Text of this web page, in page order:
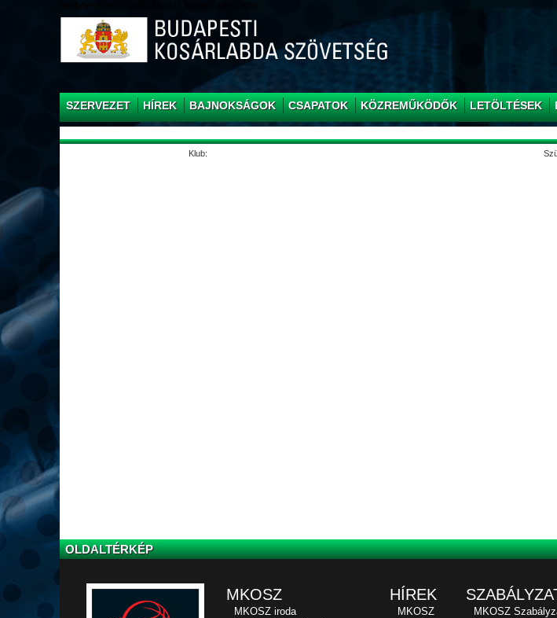
SZERVEZET HÍREK BAJNOKSÁGOK CSAPATOK KÖZREMŰKÖDŐK LETÖLTÉSEK
Klub:
OLDALTÉRKÉP
MKOSZ
MKOSZ iroda
HÍREK
MKOSZ
MKOSZ